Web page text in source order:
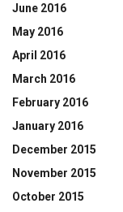
June 2016
May 2016
April 2016
March 2016
February 2016
January 2016
December 2015
November 2015
October 2015